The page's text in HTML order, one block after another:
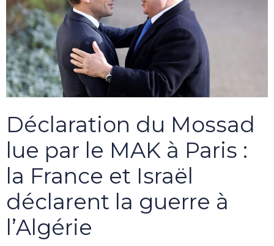
Déclaration du Mossad
lue par le MAK à Paris :
la France et Israël
déclarent la guerre à
l’Algérie